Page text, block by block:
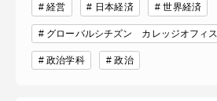
経営 日本経済 世界経済
グローバルシチズン カレッジオフィス
政治学科 政治